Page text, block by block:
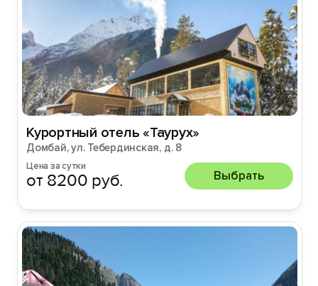
Курортный отель «Таурух»
Домбай, ул. Тебердинская, д. 8
Цена за сутки
от 8200 руб. Выбрать